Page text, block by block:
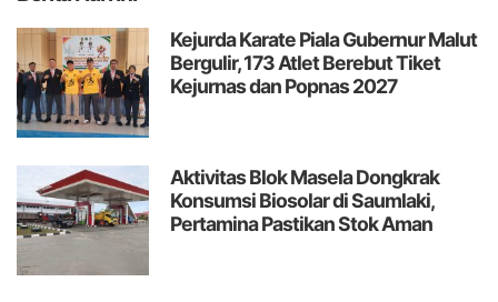
Kejurda Karate Piala Gubernur Malut
Bergulir, 173 Atlet Berebut Tiket
Kejurnas dan Popnas 2027
Aktivitas Blok Masela Dongkrak
Konsumsi Biosolar di Saumlaki,
Pertamina Pastikan Stok Aman